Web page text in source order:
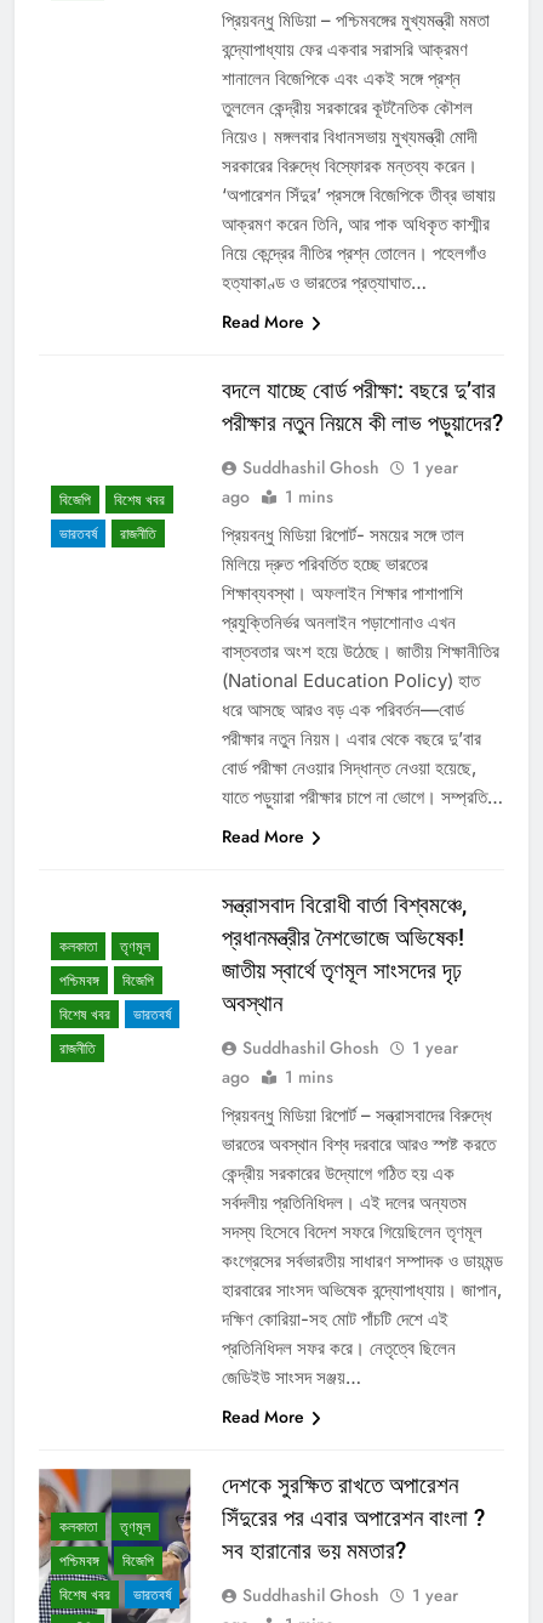
প্রিয়বন্ধু মিডিয়া – পশ্চিমবঙ্গের মুখ্যমন্ত্রী মমতা
বন্দ্যোপাধ্যায় ফের একবার সরাসরি আক্রমণ
শানালেন বিজেপিকে এবং একই সঙ্গে প্রশ্ন
তুললেন কেন্দ্রীয় সরকারের কূটনৈতিক কৌশল
নিয়েও। মঙ্গলবার বিধানসভায় মুখ্যমন্ত্রী মোদী
সরকারের বিরুদ্ধে বিস্ফোরক মন্তব্য করেন।
‘অপারেশন সিঁদুর’ প্রসঙ্গে বিজেপিকে তীব্র ভাষায়
আক্রমণ করেন তিনি, আর পাক অধিকৃত কাশ্মীর
নিয়ে কেন্দ্রের নীতির প্রশ্ন তোলেন। পহেলগাঁও
হত্যাকাণ্ড ও ভারতের প্রত্যাঘাত…
Read More
বিজেপি
বিশেষ খবর
ভারতবর্ষ
রাজনীতি
বদলে যাচ্ছে বোর্ড পরীক্ষা: বছরে দু’বার
পরীক্ষার নতুন নিয়মে কী লাভ পড়ুয়াদের?
Suddhashil Ghosh
1 year
ago
1 mins
প্রিয়বন্ধু মিডিয়া রিপোর্ট- সময়ের সঙ্গে তাল
মিলিয়ে দ্রুত পরিবর্তিত হচ্ছে ভারতের
শিক্ষাব্যবস্থা। অফলাইন শিক্ষার পাশাপাশি
প্রযুক্তিনির্ভর অনলাইন পড়াশোনাও এখন
বাস্তবতার অংশ হয়ে উঠেছে। জাতীয় শিক্ষানীতির
(National Education Policy) হাত
ধরে আসছে আরও বড় এক পরিবর্তন—বোর্ড
পরীক্ষার নতুন নিয়ম। এবার থেকে বছরে দু’বার
বোর্ড পরীক্ষা নেওয়ার সিদ্ধান্ত নেওয়া হয়েছে,
যাতে পড়ুয়ারা পরীক্ষার চাপে না ভোগে। সম্প্রতি…
Read More
কলকাতা
তৃণমূল
পশ্চিমবঙ্গ
বিজেপি
বিশেষ খবর
ভারতবর্ষ
রাজনীতি
সন্ত্রাসবাদ বিরোধী বার্তা বিশ্বমঞ্চে,
প্রধানমন্ত্রীর নৈশভোজে অভিষেক!
জাতীয় স্বার্থে তৃণমূল সাংসদের দৃঢ়
অবস্থান
Suddhashil Ghosh
1 year
ago
1 mins
প্রিয়বন্ধু মিডিয়া রিপোর্ট – সন্ত্রাসবাদের বিরুদ্ধে
ভারতের অবস্থান বিশ্ব দরবারে আরও স্পষ্ট করতে
কেন্দ্রীয় সরকারের উদ্যোগে গঠিত হয় এক
সর্বদলীয় প্রতিনিধিদল। এই দলের অন্যতম
সদস্য হিসেবে বিদেশ সফরে গিয়েছিলেন তৃণমূল
কংগ্রেসের সর্বভারতীয় সাধারণ সম্পাদক ও ডায়মন্ড
হারবারের সাংসদ অভিষেক বন্দ্যোপাধ্যায়। জাপান,
দক্ষিণ কোরিয়া-সহ মোট পাঁচটি দেশে এই
প্রতিনিধিদল সফর করে। নেতৃত্বে ছিলেন
জেডিইউ সাংসদ সঞ্জয়…
Read More
কলকাতা
তৃণমূল
পশ্চিমবঙ্গ
বিজেপি
বিশেষ খবর
ভারতবর্ষ
দেশকে সুরক্ষিত রাখতে অপারেশন
সিঁদুরের পর এবার অপারেশন বাংলা ?
সব হারানোর ভয় মমতার?
Suddhashil Ghosh
1 year